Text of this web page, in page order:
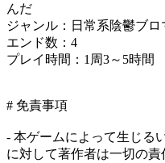
んだ
ジャンル：日常系陰鬱ブ
エンド数：4
プレイ時間：1周3～5時間
# 免責事項
- 本ゲームによって生じる
に対して著作者は一切の責